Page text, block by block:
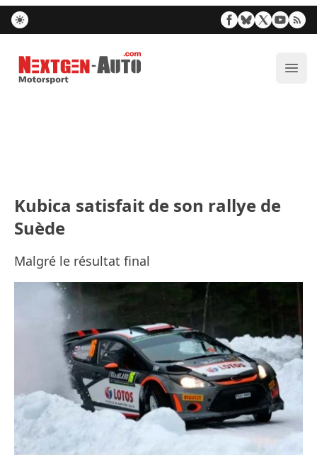
Nextgen-Auto.com
Kubica satisfait de son rallye de
Suède
Malgré le résultat final